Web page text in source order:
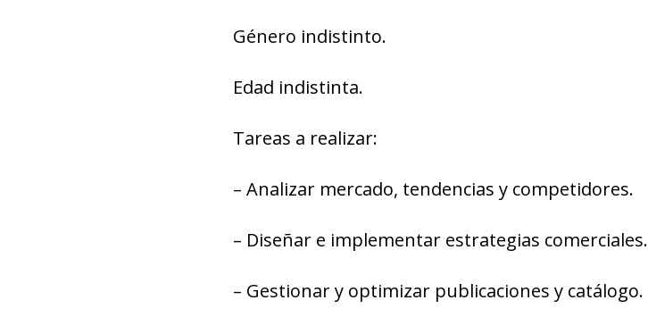
Género indistinto.
Edad indistinta.
Tareas a realizar:
– Analizar mercado, tendencias y competidores.
– Diseñar e implementar estrategias comerciales.
– Gestionar y optimizar publicaciones y catálogo.